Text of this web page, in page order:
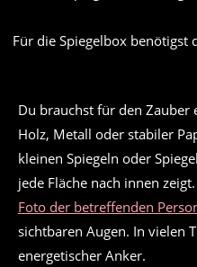
Für die Spiegelbox benötigst
Du brauchst für den Zauber
Holz, Metall oder stabiler
kleinen Spiegeln oder
jede Fläche nach innen
Foto der betreffenden
sichtbaren Augen. In vielen
energetischer Anker.